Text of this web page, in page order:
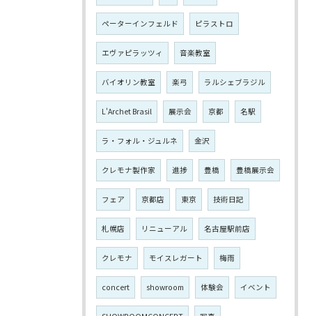
ペーターインフェルド ピラストロ
エヴァピラッツィ 音楽教室
バイオリン教室 楽弓 ラルシェブラジル
L'Archet Brasil 展示会 京都 名駅
ラ・フォル・ジュルネ 金沢
クレモナ製作家 進捗 豊橋 豊橋展示会
フェア 京都店 東京 技術日記
札幌店 リニューアル 名古屋駅前店
クレモナ モイスレガート 梅雨
concert showroom 体験会 イベント